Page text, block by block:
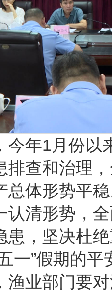
年1月份以
排查和治理
总体形势平
认清形势，
患，坚决杜
一”假期的
渔业部门要